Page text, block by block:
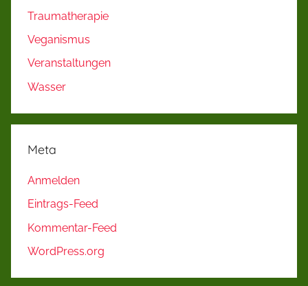
Traumatherapie
Veganismus
Veranstaltungen
Wasser
Meta
Anmelden
Eintrags-Feed
Kommentar-Feed
WordPress.org